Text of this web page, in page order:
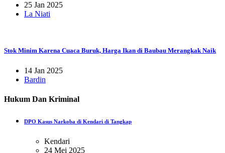
25 Jan 2025
La Niati
Stok Minim Karena Cuaca Buruk, Harga Ikan di Baubau Merangkak Naik
14 Jan 2025
Bardin
Hukum Dan Kriminal
DPO Kasus Narkoba di Kendari di Tangkap
Kendari
24 Mei 2025